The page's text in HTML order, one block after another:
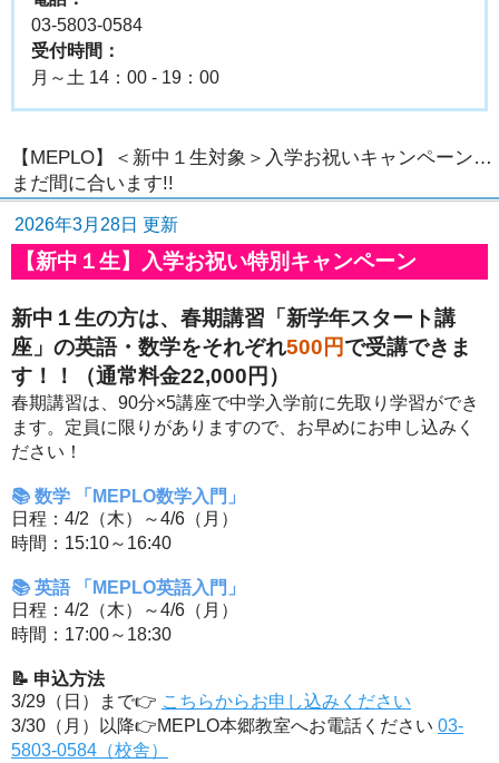
03-5803-0584
受付時間：
月～土 14：00 - 19：00
【MEPLO】＜新中１生対象＞入学お祝いキャンペーン…
まだ間に合います!!
2026年3月28日 更新
【新中１生】入学お祝い特別キャンペーン
新中１生の方は、春期講習「新学年スタート講
座」の英語・数学をそれぞれ500円で受講できま
す！！（通常料金22,000円）
春期講習は、90分×5講座で中学入学前に先取り学習ができ
ます。定員に限りがありますので、お早めにお申し込みく
ださい！
📚 数学 「MEPLO数学入門」
日程：4/2（木）～4/6（月）
時間：15:10～16:40
📚 英語 「MEPLO英語入門」
日程：4/2（木）～4/6（月）
時間：17:00～18:30
📝 申込方法
3/29（日）まで👉 こちらからお申し込みください
3/30（月）以降👉MEPLO本郷教室へお電話ください 03-
5803-0584（校舎）